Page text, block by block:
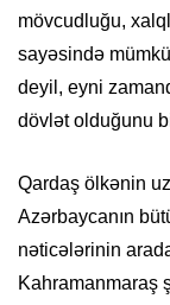
mövcudluğu,
sayəsində
deyil, eyni
dövlət olduğunu
Qardaş ölkənin
Azərbaycanın
nəticələrinin
Kahramanmaraş